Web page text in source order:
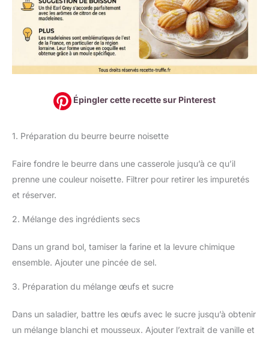
Épingler cette recette sur Pinterest
1. Préparation du beurre beurre noisette
Faire fondre le beurre dans une casserole jusqu’à ce qu’il
prenne une couleur noisette. Filtrer pour retirer les impuretés
et réserver.
2. Mélange des ingrédients secs
Dans un grand bol, tamiser la farine et la levure chimique
ensemble. Ajouter une pincée de sel.
3. Préparation du mélange œufs et sucre
Dans un saladier, battre les œufs avec le sucre jusqu’à obtenir
un mélange blanchi et mousseux. Ajouter l’extrait de vanille et